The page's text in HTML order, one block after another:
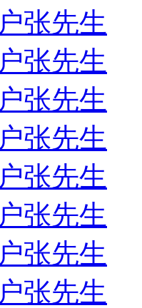
张先生
张先生
张先生
张先生
张先生
张先生
张先生
张先生